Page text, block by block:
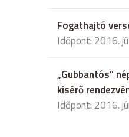
Fogathajtó
Időpont: 2016.
„Gubbantós”
kisérő
Időpont: 2016.